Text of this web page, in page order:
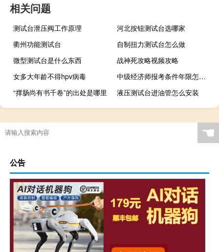
相关问题
测试台泄压阀工作原理
河北按钮测试台选哪家
衢州功能测试台
自制扭力测试台怎么做
微型测试台是什么东西
战神死攻略视频攻略
女多大年龄不得hpv病毒
中级经济师报考条件年限怎么算
“撑肠尚有书千卷”的出处是哪里
液压测试台进油管怎么安装
☚
公告